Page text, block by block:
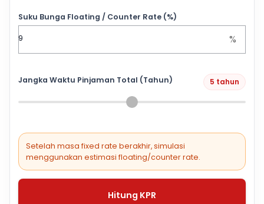
Suku Bunga Floating / Counter Rate (%)
%
Jangka Waktu Pinjaman Total (Tahun) 5 tahun
Setelah masa fixed rate berakhir, simulasi
menggunakan estimasi floating/counter rate.
Hitung KPR